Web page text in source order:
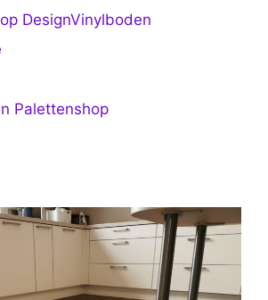
DesignVinylboden
Palettenshop